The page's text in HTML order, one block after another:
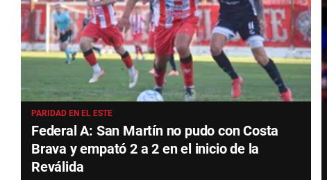
PARIDAD EN EL ESTE
Federal A: San Martín no pudo con Costa
Brava y empató 2 a 2 en el inicio de la
Reválida